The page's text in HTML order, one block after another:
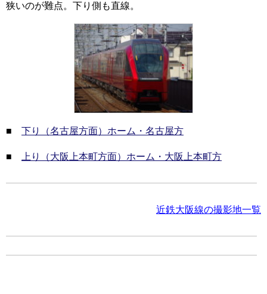
狭いのが難点。下り側も直線。
■ 下り（名古屋方面）ホーム・名古屋方
■ 上り（大阪上本町方面）ホーム・大阪上本町方
近鉄大阪線の撮影地一覧